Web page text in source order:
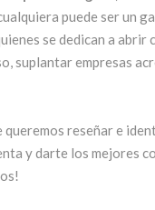
puede ser un
se dedican a abrir
suplantar empresas
queremos reseñar e
y darte los mejores